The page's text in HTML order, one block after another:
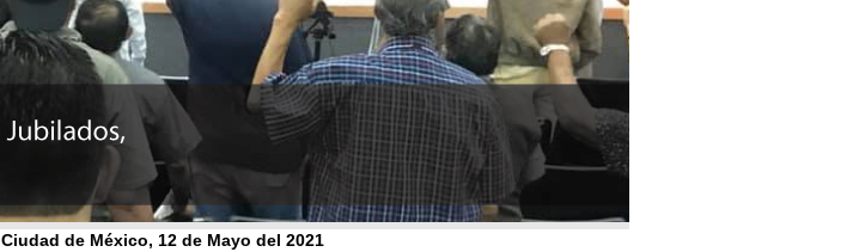
Ciudad de México, 12 de Mayo del 2021